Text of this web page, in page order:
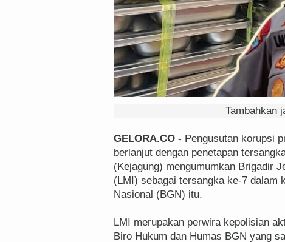
Tambahkan
GELORA.CO - Pengusutan korupsi
berlanjut dengan penetapan
(Kejagung) mengumumkan Brigadir
(LMI) sebagai tersangka ke-7 dalam
Nasional (BGN) itu.
LMI merupakan perwira kepolisian
Biro Hukum dan Humas BGN yang